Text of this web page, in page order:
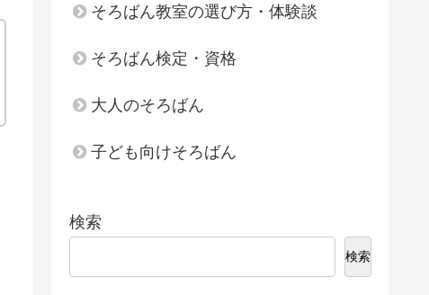
そろばん教室の選び方・体験談
そろばん検定・資格
大人のそろばん
子ども向けそろばん
検索
検索